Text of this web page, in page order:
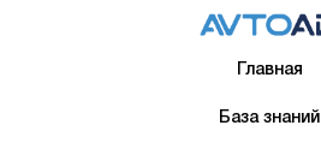
Главная
База знаний